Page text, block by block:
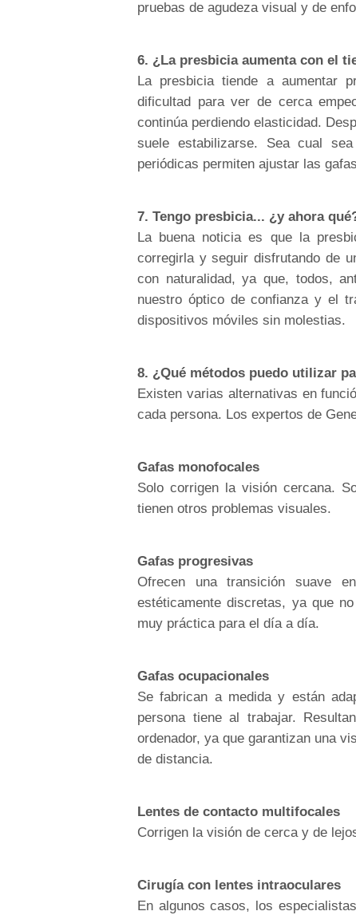
pruebas de agudeza visual y de
6. ¿La presbicia aumenta con el
La presbicia tiende a aumentar
dificultad para ver de cerca
continúa perdiendo elasticidad.
suele estabilizarse. Sea cual
periódicas permiten ajustar las
7. Tengo presbicia... ¿y ahora
La buena noticia es que la
corregirla y seguir disfrutando de
con naturalidad, ya que, todos,
nuestro óptico de confianza y el
dispositivos móviles sin molestias.
8. ¿Qué métodos puedo utilizar
Existen varias alternativas en
cada persona. Los expertos de
Gafas monofocales
Solo corrigen la visión cercana.
tienen otros problemas visuales.
Gafas progresivas
Ofrecen una transición suave
estéticamente discretas, ya que
muy práctica para el día a día.
Gafas ocupacionales
Se fabrican a medida y están
persona tiene al trabajar.
ordenador, ya que garantizan una
de distancia.
Lentes de contacto multifocales
Corrigen la visión de cerca y de
Cirugía con lentes intraoculares
En algunos casos, los